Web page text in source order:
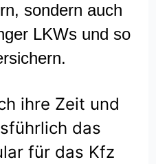
sondern auch
LKWs und so
ihre Zeit und
das
für das Kfz